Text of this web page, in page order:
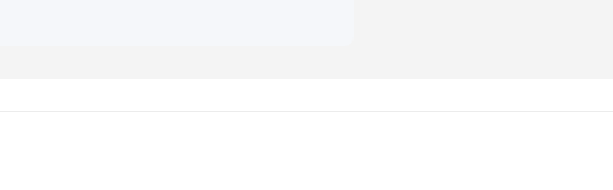
dương tạo cảm giác thanh bình,
sang Kiseto ware và Oribe ware,